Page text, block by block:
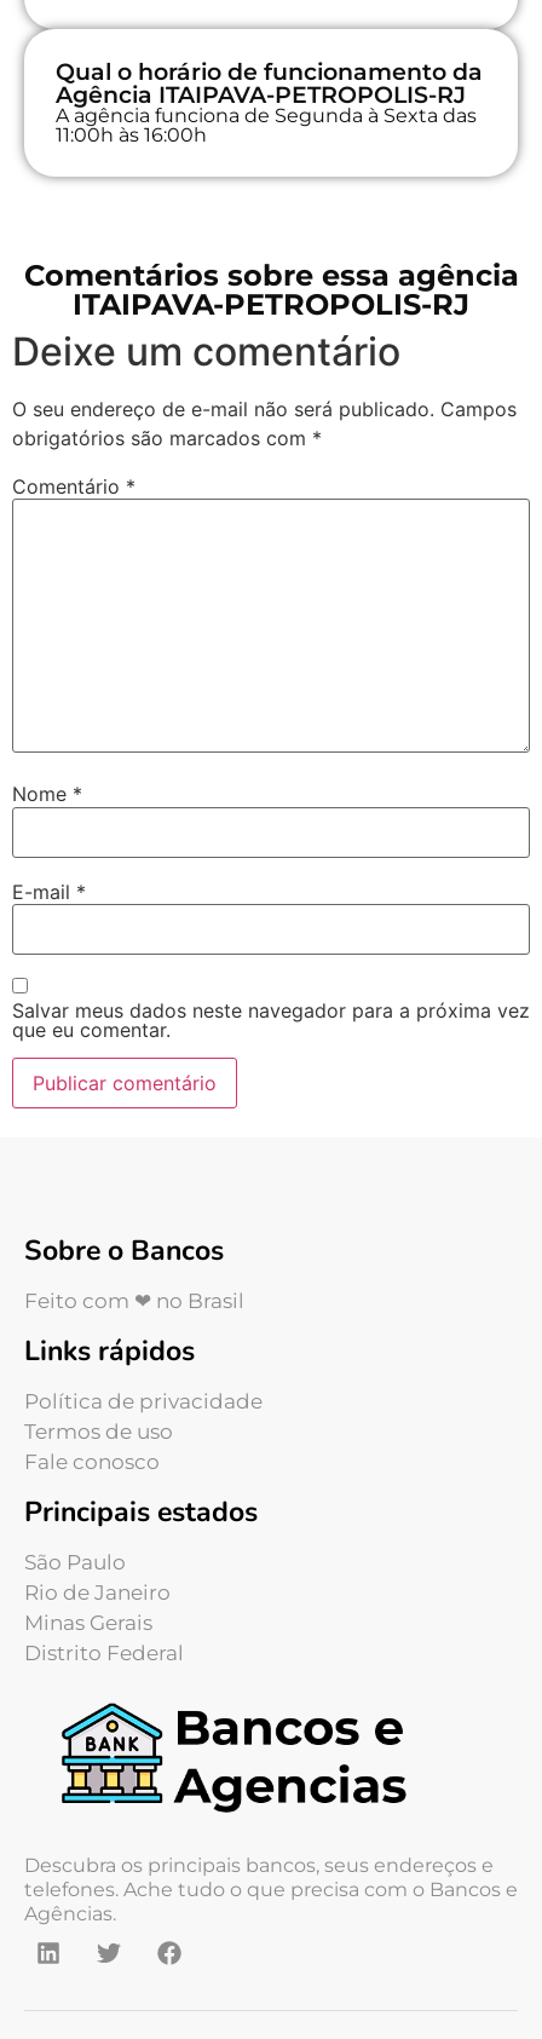
Qual o horário de funcionamento da
Agência ITAIPAVA-PETROPOLIS-RJ
A agência funciona de Segunda à Sexta das
11:00h às 16:00h
Comentários sobre essa agência
ITAIPAVA-PETROPOLIS-RJ
Deixe um comentário
O seu endereço de e-mail não será publicado. Campos
obrigatórios são marcados com *
Comentário *
Nome *
E-mail *
Salvar meus dados neste navegador para a próxima vez
que eu comentar.
Sobre o Bancos
Feito com ❤ no Brasil
Links rápidos
Política de privacidade
Termos de uso
Fale conosco
Principais estados
São Paulo
Rio de Janeiro
Minas Gerais
Distrito Federal
Descubra os principais bancos, seus endereços e
telefones. Ache tudo o que precisa com o Bancos e
Agências.